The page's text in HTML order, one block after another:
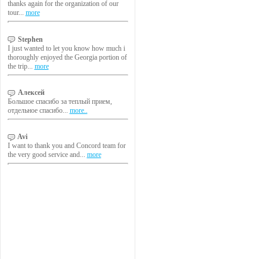
thanks again for the organization of our
tour... more
Stephen
I just wanted to let you know how much i
thoroughly enjoyed the Georgia portion of
the trip... more
Алексей
Большое спасибо за теплый прием,
отдельное спасибо... more..
Avi
I want to thank you and Concord team for
the very good service and... more